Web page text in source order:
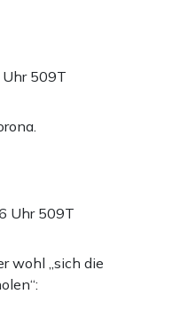
Uhr 509T
Uhr 509T
wohl „sich die